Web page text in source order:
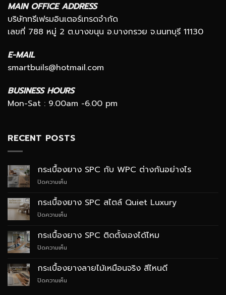
MAIN OFFICE ADDRESS
บริษัททรีเฟรมอินเตอร์เทรดจำกัด
เลขที่ 788 หมู่ 2 ต.บางขนุน อ.บางกรวย จ.นนทบุรี 11130
E-MAIL
smartbuils@hotmail.com
BUSINESS HOURS
Mon-Sat : 9.00am -6.00 pm
RECENT POSTS
กระเบื้องยาง SPC กับ WPC ต่างกันอย่างไร
ปิดความเห็น
ยาง
SPC
ต่าง
กระเบื้องยาง SPC สไตล์ Quiet Luxury
ปิดความเห็น
ยาง
SPC
Luxury
กระเบื้องยาง SPC ติดตั้งเองได้ไหม
ปิดความเห็น
ยาง
SPC
กระเบื้องยางลายไม้เหมือนจริง สีไหนดี
ปิดความเห็น